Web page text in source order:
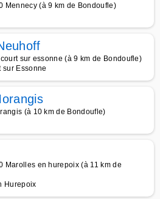
Mennecy (à 9 km de Bondoufle)
sur essonne (à 9 km de Bondoufle)
sur Essonne
(à 10 km de Bondoufle)
Marolles en hurepoix (à 11 km de
Hurepoix